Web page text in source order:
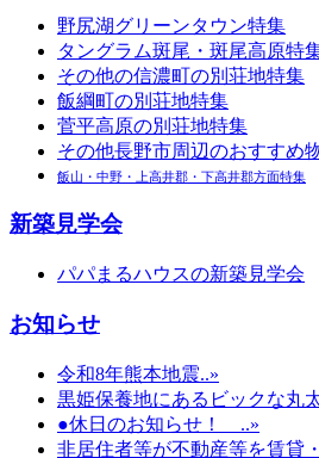
野尻湖グリーンタウン特集
タングラム斑尾・斑尾高原特
その他の信濃町の別荘地特集
飯綱町の別荘地特集
菅平高原の別荘地特集
その他長野市周辺のおすすめ
飯山・中野・上高井郡・下高井郡方面特集
新築見学会
パパまるハウスの新築見学会
お知らせ
令和8年熊本地震..»
黒姫保養地にあるビックな丸
●休日のお知らせ！ ..»
非居住者等が不動産等を賃貸